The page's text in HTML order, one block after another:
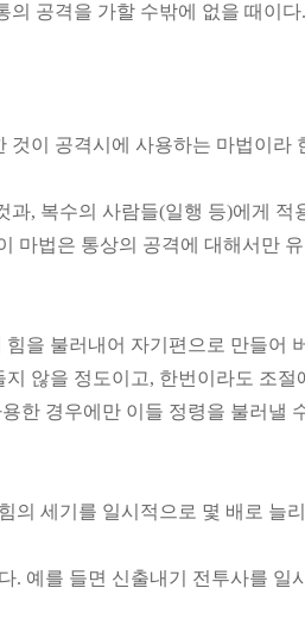
공격을 가할 수밖에 없을 때이
이 공격시에 사용하는 마법이라
, 복수의 사람들(일행 등)에게 적
마법은 통상의 공격에 대해서만 유
을 불러내어 자기편으로 만들어
않을 정도이고, 한번이라도 조절
한 경우에만 이들 정령을 불러낼
의 세기를 일시적으로 몇 배로 늘
. 예를 들면 신출내기 전투사를 일